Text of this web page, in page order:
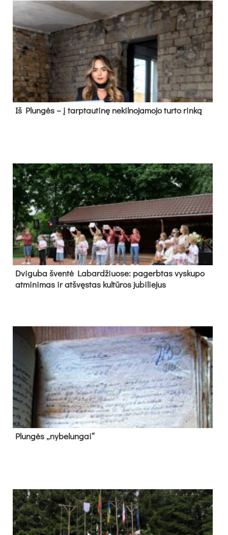
Iš Plungės – į tarptautinę nekilnojamojo turto rinką
Dvi­gu­ba šven­tė La­bar­džiuo­se: pa­gerb­tas vys­ku­po
at­mi­ni­mas ir at­švęs­tas kul­tū­ros ju­bi­lie­jus
Plun­gės „ny­be­lun­gai“